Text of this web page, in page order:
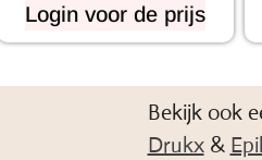
Login voor de prijs
Bekijk ook
Drukx&